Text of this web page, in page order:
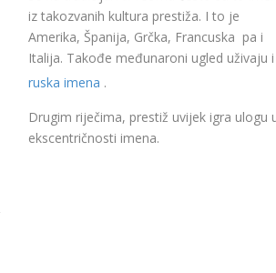
iz takozvanih kultura prestiža. I to je
Amerika, Španija, Grčka, Francuska pa i
Italija. Takođe međunaroni ugled uživaju i
ruska imena .
Drugim riječima, prestiž uvijek igra ulogu
ekscentričnosti imena.